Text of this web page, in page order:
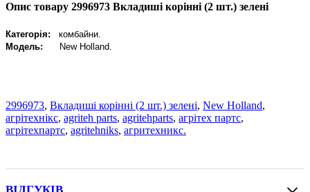
Опис товару 2996973 Вкладиші корінні (2 шт.) зелені
Категорія: комбайни.
Модель:
New Holland.
2996973, Вкладиші корінні (2 шт.) зелені, New Holland,
агрітехнікс, agriteh parts, agritehparts, агрітех партс,
агрітехпартс, agritehniks, агритехникс.